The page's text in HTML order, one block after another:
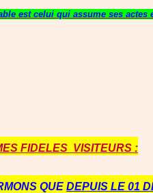
est celui qui assume ses actes
FIDELES VISITEURS :
QUE DEPUIS LE 01